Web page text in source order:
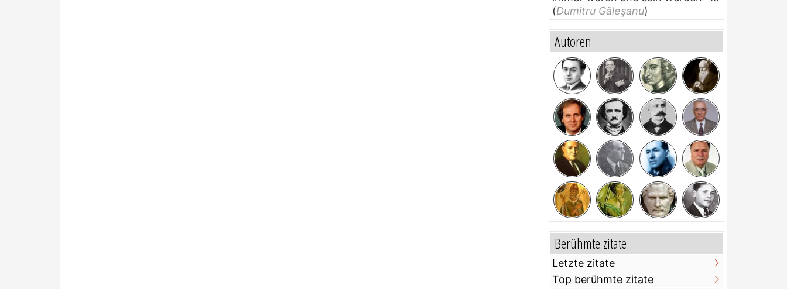
(Dumitru Găleşanu)
Autoren
Berühmte zitate
Letzte zitate
Top berühmte zitate